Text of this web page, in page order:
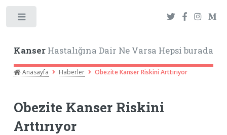
KanserHastalığına Dair Ne Varsa Hepsi burada
Anasayfa Haberler Obezite Kanser Riskini Arttırıyor
Obezite Kanser Riskini
Arttırıyor